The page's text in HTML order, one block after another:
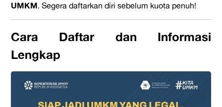
UMKM. Segera daftarkan diri sebelum kuota penuh!
Cara Daftar dan Informasi
Lengkap